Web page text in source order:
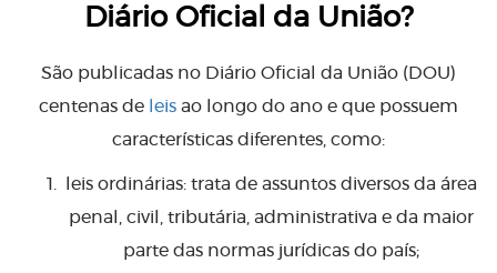
Diário Oficial da União?
São publicadas no Diário Oficial da União (DOU)
centenas de leis ao longo do ano e que possuem
características diferentes, como:
leis ordinárias: trata de assuntos diversos da área
penal, civil, tributária, administrativa e da maior
parte das normas jurídicas do país;